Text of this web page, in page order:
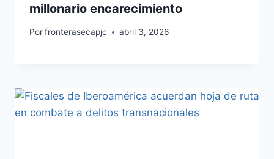
millonario encarecimiento
Porfronterasecapjc abril 3, 2026